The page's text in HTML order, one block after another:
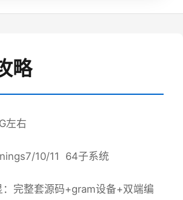
略
左右
10/11 64子系统
：完整套源码+gram设备+双端编